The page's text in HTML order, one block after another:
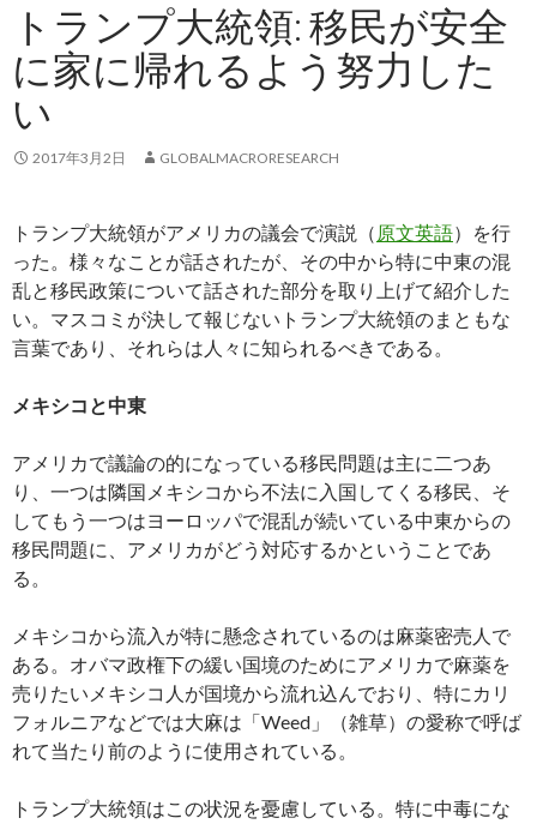
トランプ大統領: 移民が安全
に家に帰れるよう努力した
い
2017年3月2日 GLOBALMACRORESEARCH
トランプ大統領がアメリカの議会で演説（ 原文英語）を行
った。様々なことが話されたが、その中から特に中東の混
乱と移民政策について話された部分を取り上げて紹介した
い。マスコミが決して報じないトランプ大統領のまともな
言葉であり、それらは人々に知られるべきである。
メキシコと中東
アメリカで議論の的になっている移民問題は主に二つあ
り、一つは隣国メキシコから不法に入国してくる移民、そ
してもう一つはヨーロッパで混乱が続いている中東からの
移民問題に、アメリカがどう対応するかということであ
る。
メキシコから流入が特に懸念されているのは麻薬密売人で
ある。オバマ政権下の緩い国境のためにアメリカで麻薬を
売りたいメキシコ人が国境から流れ込んでおり、特にカリ
フォルニアなどでは大麻は「Weed」（雑草）の愛称で呼ば
れて当たり前のように使用されている。
トランプ大統領はこの状況を憂慮している。特に中毒にな